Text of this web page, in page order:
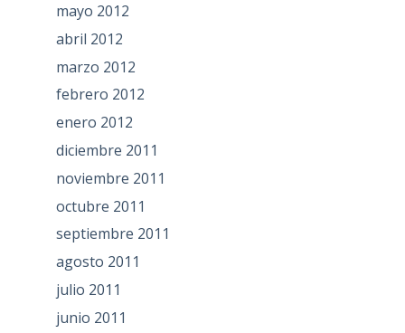
mayo 2012
abril 2012
marzo 2012
febrero 2012
enero 2012
diciembre 2011
noviembre 2011
octubre 2011
septiembre 2011
agosto 2011
julio 2011
junio 2011